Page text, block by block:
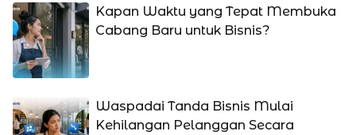
Kapan Waktu yang Tepat Membuka
Cabang Baru untuk Bisnis?
Waspadai Tanda Bisnis Mulai
Kehilangan Pelanggan Secara